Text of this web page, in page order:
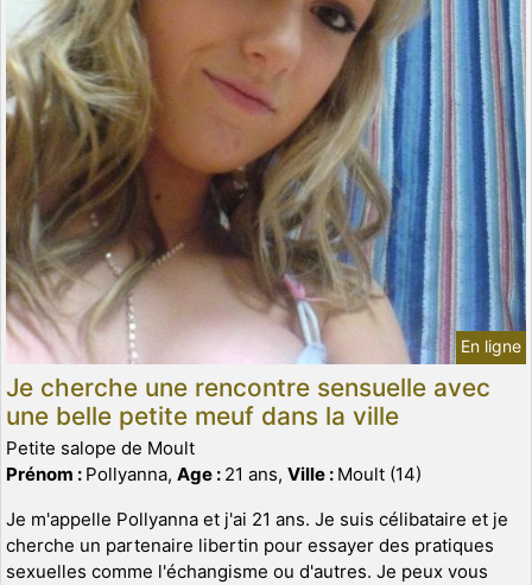
En ligne
Je cherche une rencontre sensuelle avec
une belle petite meuf dans la ville
Petite salope de Moult
Prénom : Pollyanna, Age : 21 ans, Ville : Moult (14)
Je m'appelle Pollyanna et j'ai 21 ans. Je suis célibataire et je
cherche un partenaire libertin pour essayer des pratiques
sexuelles comme l'échangisme ou d'autres. Je peux vous